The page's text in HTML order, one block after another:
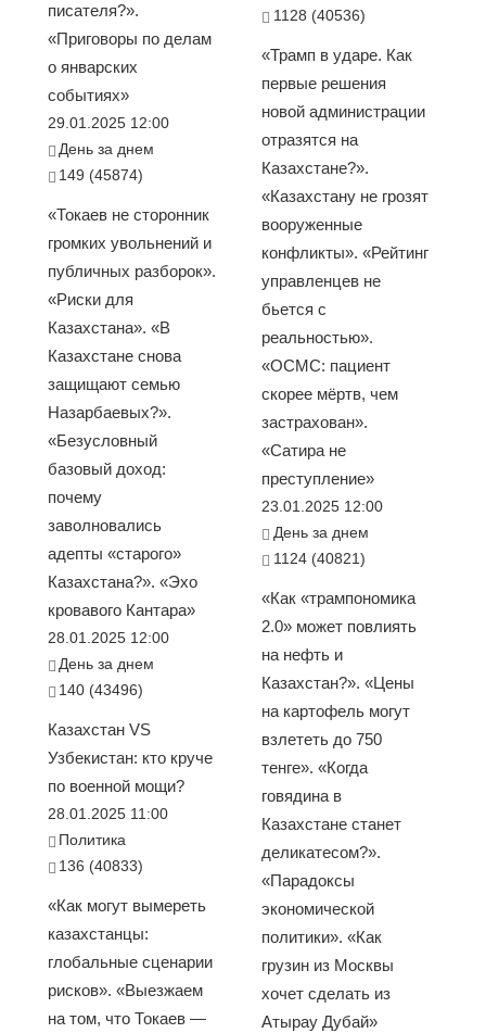
писателя?».
«Приговоры по делам
о январских
событиях»
29.01.2025 12:00
День за днем
149 (45874)
«Токаев не сторонник
громких увольнений и
публичных разборок».
«Риски для
Казахстана». «В
Казахстане снова
защищают семью
Назарбаевых?».
«Безусловный
базовый доход:
почему
заволновались
адепты «старого»
Казахстана?». «Эхо
кровавого Кантара»
28.01.2025 12:00
День за днем
140 (43496)
Казахстан VS
Узбекистан: кто круче
по военной мощи?
28.01.2025 11:00
Политика
136 (40833)
«Как могут вымереть
казахстанцы:
глобальные сценарии
рисков». «Выезжаем
на том, что Токаев —
1128 (40536)
«Трамп в ударе. Как
первые решения
новой администрации
отразятся на
Казахстане?».
«Казахстану не грозят
вооруженные
конфликты». «Рейтинг
управленцев не
бьется с
реальностью».
«ОСМС: пациент
скорее мёртв, чем
застрахован».
«Сатира не
преступление»
23.01.2025 12:00
День за днем
1124 (40821)
«Как «трампономика
2.0» может повлиять
на нефть и
Казахстан?». «Цены
на картофель могут
взлететь до 750
тенге». «Когда
говядина в
Казахстане станет
деликатесом?».
«Парадоксы
экономической
политики». «Как
грузин из Москвы
хочет сделать из
Атырау Дубай»